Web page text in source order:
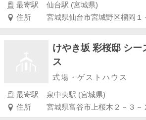
最寄駅
仙台駅 (宮城県)
住所
けやき坂 彩桜邸 シー
ス
式場・ゲストハウス
最寄駅
泉中央駅 (宮城県)
住所
宮城県富谷市上桜木２－３－